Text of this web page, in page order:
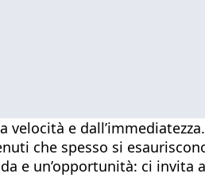
velocità e
che spesso si
e un’opportunità: ci